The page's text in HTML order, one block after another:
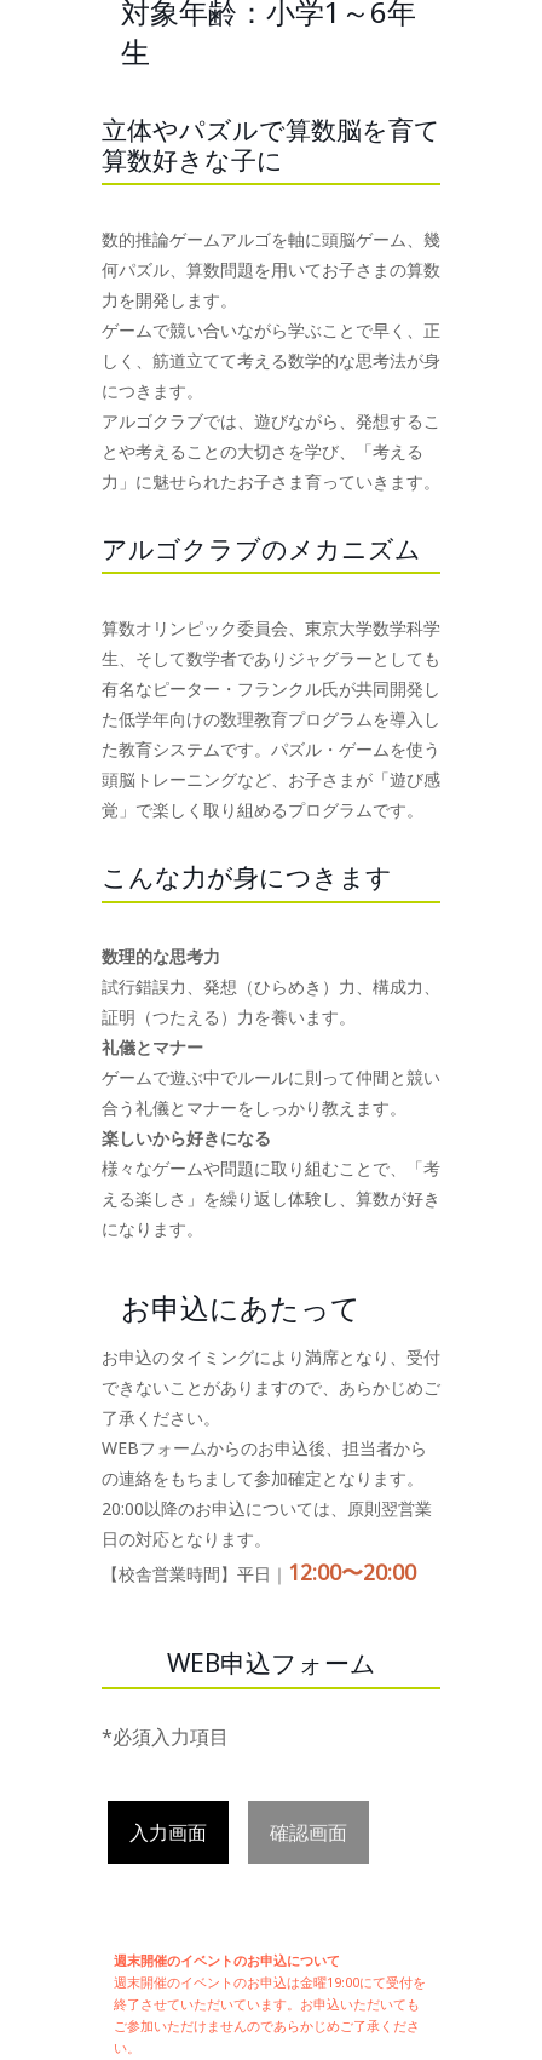
対象年齢：小学1～6年
生
立体やパズルで算数脳を育て
算数好きな子に
数的推論ゲームアルゴを軸に頭脳ゲーム、幾
何パズル、算数問題を用いてお子さまの算数
力を開発します。
ゲームで競い合いながら学ぶことで早く、正
しく、筋道立てて考える数学的な思考法が身
につきます。
アルゴクラブでは、遊びながら、発想するこ
とや考えることの大切さを学び、「考える
力」に魅せられたお子さま育っていきます。
アルゴクラブのメカニズム
算数オリンピック委員会、東京大学数学科学
生、そして数学者でありジャグラーとしても
有名なピーター・フランクル氏が共同開発し
た低学年向けの数理教育プログラムを導入し
た教育システムです。パズル・ゲームを使う
頭脳トレーニングなど、お子さまが「遊び感
覚」で楽しく取り組めるプログラムです。
こんな力が身につきます
数理的な思考力
試行錯誤力、発想（ひらめき）力、構成力、
証明（つたえる）力を養います。
礼儀とマナー
ゲームで遊ぶ中でルールに則って仲間と競い
合う礼儀とマナーをしっかり教えます。
楽しいから好きになる
様々なゲームや問題に取り組むことで、「考
える楽しさ」を繰り返し体験し、算数が好き
になります。
お申込にあたって
お申込のタイミングにより満席となり、受付
できないことがありますので、あらかじめご
了承ください。
WEBフォームからのお申込後、担当者から
の連絡をもちまして参加確定となります。
20:00以降のお申込については、原則翌営業
日の対応となります。
【校舎営業時間】平日｜ 12:00〜20:00
WEB申込フォーム
*必須入力項目
入力画面 確認画面
週末開催のイベントのお申込について
週末開催のイベントのお申込は金曜19:00にて受付を
終了させていただいています。お申込いただいても
ご参加いただけませんのであらかじめご了承くださ
い。